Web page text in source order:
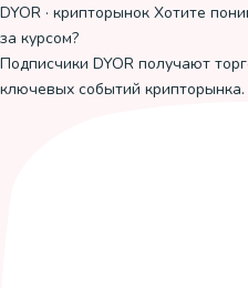
DYOR · крипторынок Хотите
за курсом?
Подписчики DYOR получают
ключевых событий крипторынка.